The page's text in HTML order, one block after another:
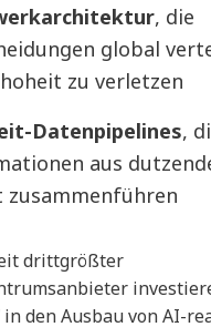
, die
global
zu verletzen
Datenpipelines,
aus
drittgrößter
in den Ausbau von AI-